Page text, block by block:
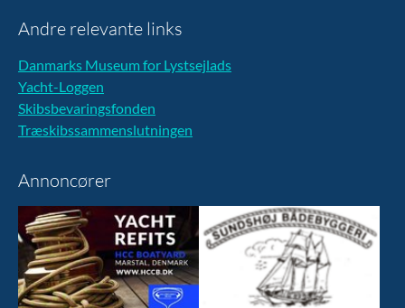
Andre relevante links
Danmarks Museum for Lystsejlads
Yacht-Loggen
Skibsbevaringsfonden
Træskibssammenslutningen
Annoncører